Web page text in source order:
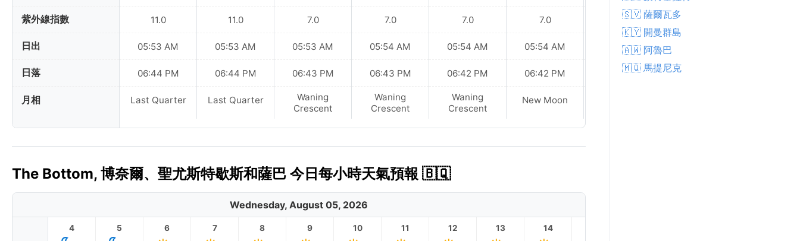
紫外線指數
日出
日落
月相
11.0
05:53 AM
06:44 PM
Last Quarter
11.0
05:53 AM
06:44 PM
Last Quarter
7.0
05:53 AM
06:43 PM
Waning
Crescent
7.0
05:54 AM
06:43 PM
Waning
Crescent
7.0
05:54 AM
06:42 PM
Waning
Crescent
7.0
05:54 AM
06:42 PM
New Moon
7.0
05:54 AM
06:41 PM
The Bottom, 博奈爾、聖尤斯特歇斯和薩巴 今日每小時天氣預報 🇧🇶
Wednesday, August 05, 2026
4 5 6 7 8 9 10 11 12 13 14
🇸🇻 薩爾瓦多
🇰🇾 開曼群島
🇦🇼 阿魯巴
🇲🇶 馬提尼克